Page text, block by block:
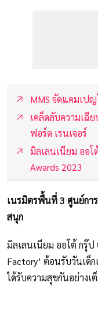
MMS จัดแคมเปญ
เคล็ดลับความเฉี
ฟอร์ด เรนเจอร์
มิลเลนเนียม ออโ
Awards 2023
เนรมิตรพื้นที่ 3 ศูนย์กา
สนุก
มิลเลนเนียม ออโต้ กรุ๊ป
Factory’ ต้อนรับวันเด็
ได้รับความสุขกันอย่างเ